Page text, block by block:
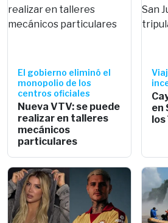
El gobierno eliminó el
monopolio de los
centros oficiales
Nueva VTV: se puede
realizar en talleres
mecánicos
particulares
en